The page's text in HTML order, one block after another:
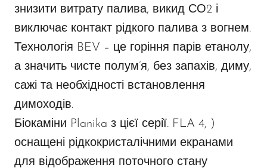
знизити витрату палива, викид СО2 і
виключає контакт рідкого палива з вогнем.
Технологія BEV – це горіння парів етанолу,
а значить чисте полум’я, без запахів, диму,
сажі та необхідності встановлення
димоходів.
Біокаміни Planika з цієї серії. FLA 4, )
оснащені рідкокристалічними екранами
для відображення поточного стану